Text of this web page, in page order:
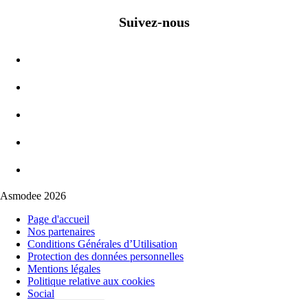
Suivez-nous
Asmodee 2026
Page d'accueil
Nos partenaires
Conditions Générales d’Utilisation
Protection des données personnelles
Mentions légales
Politique relative aux cookies
Social